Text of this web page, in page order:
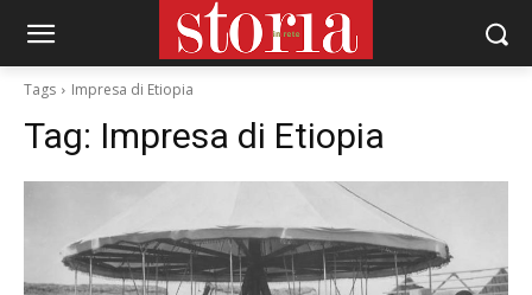
Tags Impresa di Etiopia
Tag: Impresa di Etiopia